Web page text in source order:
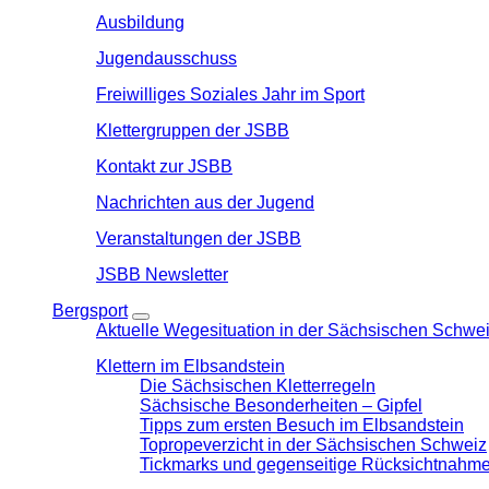
Ausbildung
Jugendausschuss
Freiwilliges Soziales Jahr im Sport
Klettergruppen der JSBB
Kontakt zur JSBB
Nachrichten aus der Jugend
Veranstaltungen der JSBB
JSBB Newsletter
Bergsport
Aktuelle Wegesituation in der Sächsischen
Klettern im Elbsandstein
Die Sächsischen Kletterregeln
Sächsische Besonderheiten – Gipfel
Tipps zum ersten Besuch im Elbsandstein
Topropeverzicht in der Sächsischen Schweiz
Tickmarks und gegenseitige